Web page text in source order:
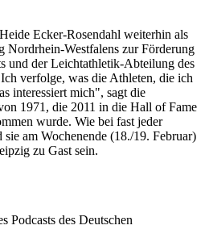
Ecker-Rosendahl weiterhin als
Nordrhein-Westfalens zur Förderung
und der Leichtathletik-Abteilung des
verfolge, was die Athleten, die ich
interessiert mich", sagt die
1971, die 2011 in die Hall of Fame
wurde. Wie bei fast jeder
am Wochenende (18./19. Februar)
zu Gast sein.
Podcasts des Deutschen